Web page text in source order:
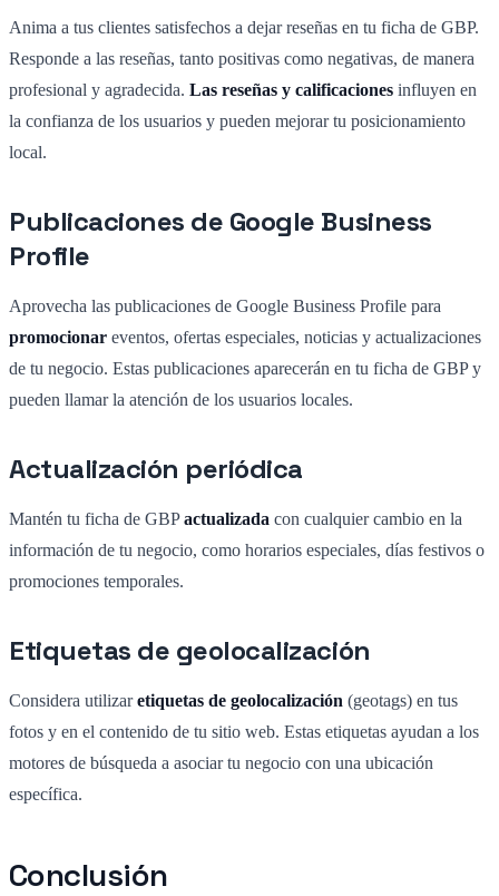
Anima a tus clientes satisfechos a dejar reseñas en tu ficha de GBP.
Responde a las reseñas, tanto positivas como negativas, de manera
profesional y agradecida. Las reseñas y calificaciones influyen en
la confianza de los usuarios y pueden mejorar tu posicionamiento
local.
Publicaciones de Google Business
Profile
Aprovecha las publicaciones de Google Business Profile para
promocionar eventos, ofertas especiales, noticias y actualizaciones
de tu negocio. Estas publicaciones aparecerán en tu ficha de GBP y
pueden llamar la atención de los usuarios locales.
Actualización periódica
Mantén tu ficha de GBPactualizada con cualquier cambio en la
información de tu negocio, como horarios especiales, días festivos o
promociones temporales.
Etiquetas de geolocalización
Considera utilizaretiquetas de geolocalización (geotags) en tus
fotos y en el contenido de tu sitio web. Estas etiquetas ayudan a los
motores de búsqueda a asociar tu negocio con una ubicación
específica.
Conclusión